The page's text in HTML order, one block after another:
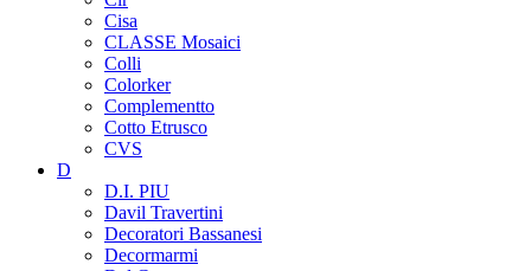
Cisa
CLASSE Mosaici
Colli
Colorker
Complementto
Cotto Etrusco
CVS
D
D.I. PIU
Davil Travertini
Decoratori Bassanesi
Decormarmi